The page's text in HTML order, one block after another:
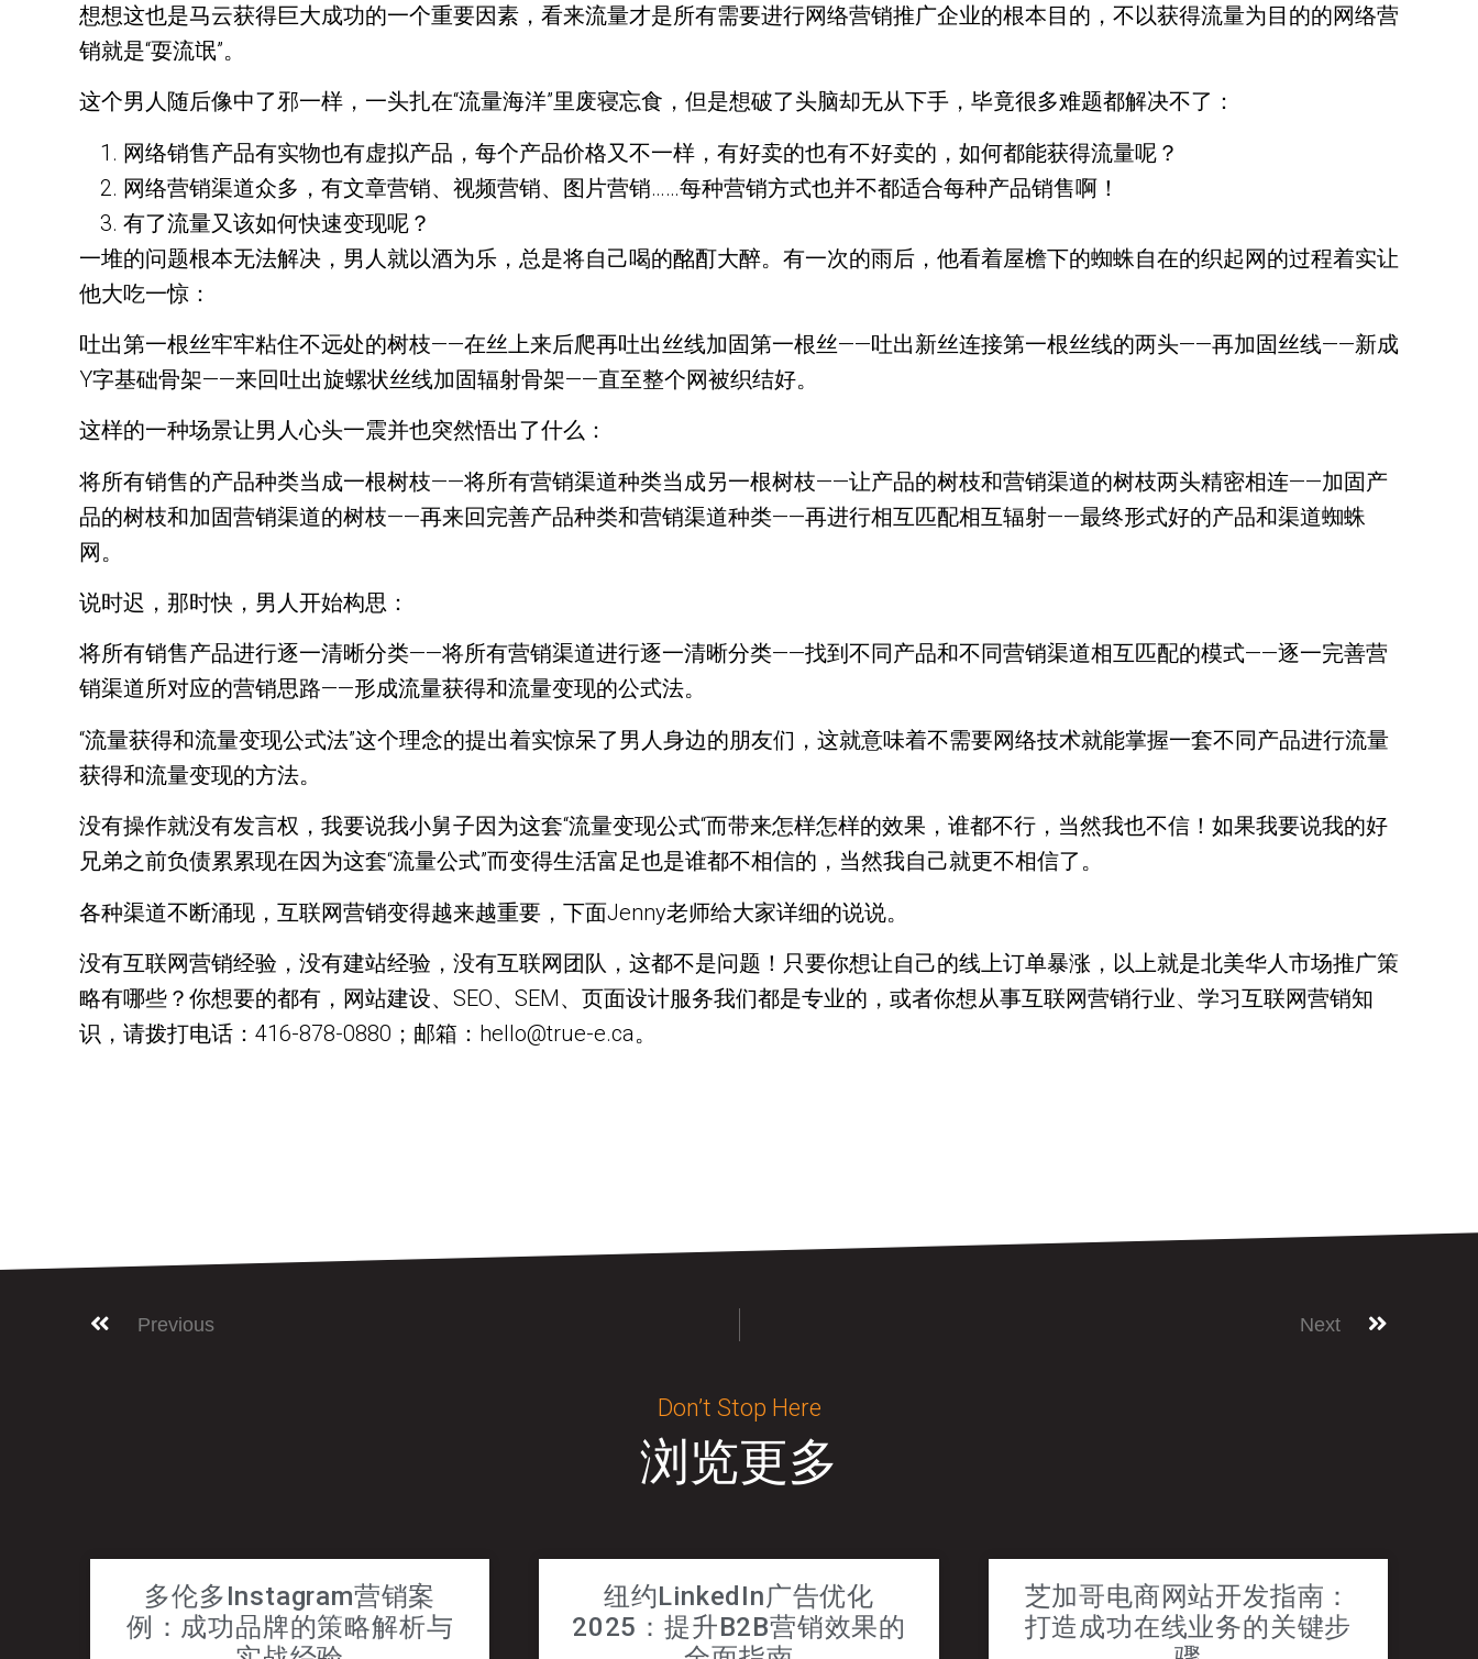
想想这也是马云获得巨大成功的一个重要因素，看来流量才是所有需要进行网络营销推广企业的根本目的，不以获得流量为目的的网络营
销就是“耍流氓”。
这个男人随后像中了邪一样，一头扎在“流量海洋”里废寝忘食，但是想破了头脑却无从下手，毕竟很多难题都解决不了：
网络销售产品有实物也有虚拟产品，每个产品价格又不一样，有好卖的也有不好卖的，如何都能获得流量呢？
网络营销渠道众多，有文章营销、视频营销、图片营销……每种营销方式也并不都适合每种产品销售啊！
有了流量又该如何快速变现呢？
一堆的问题根本无法解决，男人就以酒为乐，总是将自己喝的酩酊大醉。有一次的雨后，他看着屋檐下的蜘蛛自在的织起网的过程着实让
他大吃一惊：
吐出第一根丝牢牢粘住不远处的树枝——在丝上来后爬再吐出丝线加固第一根丝——吐出新丝连接第一根丝线的两头——再加固丝线——新成
Y字基础骨架——来回吐出旋螺状丝线加固辐射骨架——直至整个网被织结好。
这样的一种场景让男人心头一震并也突然悟出了什么：
将所有销售的产品种类当成一根树枝——将所有营销渠道种类当成另一根树枝——让产品的树枝和营销渠道的树枝两头精密相连——加固产
品的树枝和加固营销渠道的树枝——再来回完善产品种类和营销渠道种类——再进行相互匹配相互辐射——最终形式好的产品和渠道蜘蛛
网。
说时迟，那时快，男人开始构思：
将所有销售产品进行逐一清晰分类——将所有营销渠道进行逐一清晰分类——找到不同产品和不同营销渠道相互匹配的模式——逐一完善营
销渠道所对应的营销思路——形成流量获得和流量变现的公式法。
“流量获得和流量变现公式法”这个理念的提出着实惊呆了男人身边的朋友们，这就意味着不需要网络技术就能掌握一套不同产品进行流量
获得和流量变现的方法。
没有操作就没有发言权，我要说我小舅子因为这套“流量变现公式“而带来怎样怎样的效果，谁都不行，当然我也不信！如果我要说我的好
兄弟之前负债累累现在因为这套“流量公式”而变得生活富足也是谁都不相信的，当然我自己就更不相信了。
各种渠道不断涌现，互联网营销变得越来越重要，下面Jenny老师给大家详细的说说。
没有互联网营销经验，没有建站经验，没有互联网团队，这都不是问题！只要你想让自己的线上订单暴涨，以上就是北美华人市场推广策
略有哪些？你想要的都有，网站建设、SEO、SEM、页面设计服务我们都是专业的，或者你想从事互联网营销行业、学习互联网营销知
识，请拨打电话：416-878-0880；邮箱：hello@true-e.ca。
Previous Next
Don’t Stop Here
浏览更多
多伦多Instagram营销案
例：成功品牌的策略解析与
纽约LinkedIn广告优化
2025：提升B2B营销效果的
芝加哥电商网站开发指南：
打造成功在线业务的关键步